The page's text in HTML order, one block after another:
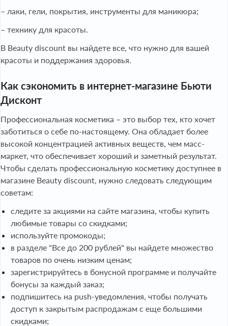
– лаки, гели, покрытия, инструменты для маникюра;
– технику для красоты.
В Beauty discount вы найдете все, что нужно для вашей
красоты и поддержания здоровья.
Как сэкономить в интернет-магазине Бьюти
Дисконт
Профессиональная косметика – это выбор тех, кто хочет
заботиться о себе по-настоящему. Она обладает более
высокой концентрацией активных веществ, чем масс-
маркет, что обеспечивает хороший и заметный результат.
Чтобы сделать профессиональную косметику доступнее в
магазине Beauty discount, нужно следовать следующим
советам:
следите за акциями на сайте магазина, чтобы купить
любимые товары со скидками;
используйте промокоды;
в разделе "Все до 200 рублей" вы найдете множество
товаров по очень низким ценам;
зарегистрируйтесь в бонусной программе и получайте
бонусы за каждый заказ;
подпишитесь на push-уведомления, чтобы получать
доступ к закрытым распродажам с еще большими
скидками;